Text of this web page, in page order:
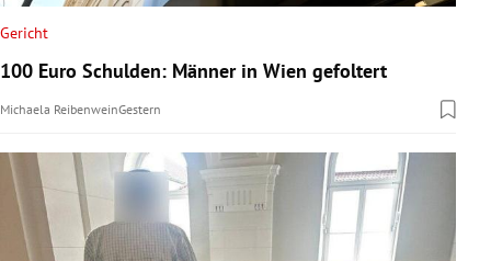
Gericht
100 Euro Schulden: Männer in Wien gefoltert
Michaela ReibenweinGestern